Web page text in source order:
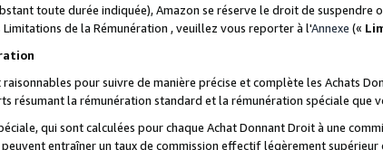
toute durée indiquée), Amazon se réserve le droit de
de la Rémunération , veuillez vous reporter à l'Annexe («
pour suivre de manière précise et complète les Achats
résumant la rémunération standard et la rémunération spéciale que
qui sont calculées pour chaque Achat Donnant Droit à une
entraîner un taux de commission effectif légèrement